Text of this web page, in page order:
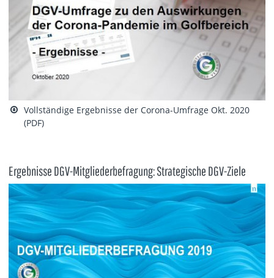
Vollständige Ergebnisse der Corona-Umfrage Okt. 2020
(PDF)
Ergebnisse DGV-Mitgliederbefragung: Strategische DGV-Ziele